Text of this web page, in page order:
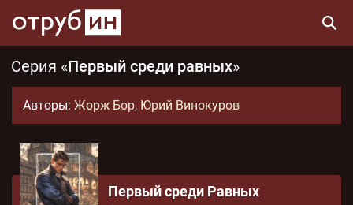
Серия «Первый среди равных»
Авторы: Жорж Бор, Юрий Винокуров
Первый среди Равных